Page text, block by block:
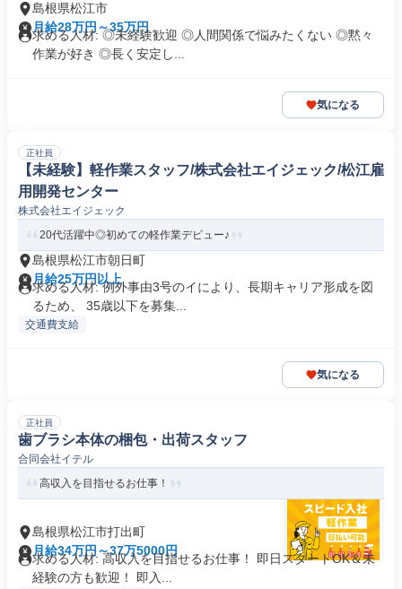
島根県松江市
月給28万円～35万円
求める人材: ◎未経験歓迎 ◎人間関係で悩みたくない ◎黙々
作業が好き ◎長く安定し...
気になる
正社員
【未経験】軽作業スタッフ/株式会社エイジェック/松江雇
用開発センター
株式会社エイジェック
20代活躍中◎初めての軽作業デビュー♪
島根県松江市朝日町
月給25万円以上
求める人材: 例外事由3号のイにより、長期キャリア形成を図
るため、 35歳以下を募集...
交通費支給
気になる
正社員
歯ブラシ本体の梱包・出荷スタッフ
合同会社イテル
高収入を目指せるお仕事！
島根県松江市打出町
月給34万円～37万5000円
求める人材: 高収入を目指せるお仕事！ 即日スタートOK＆未
経験の方も歓迎！ 即入...